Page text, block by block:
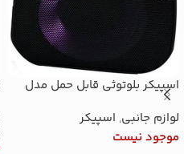
اسپیکر بلوتوثی قابل حمل مدل
X922
لوازم جانبی, اسپیکر
موجود نیست